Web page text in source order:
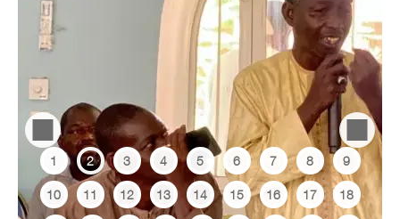
1 2 3 4 5 6 7 8 9
10 11 12 13 14 15 16 17 18